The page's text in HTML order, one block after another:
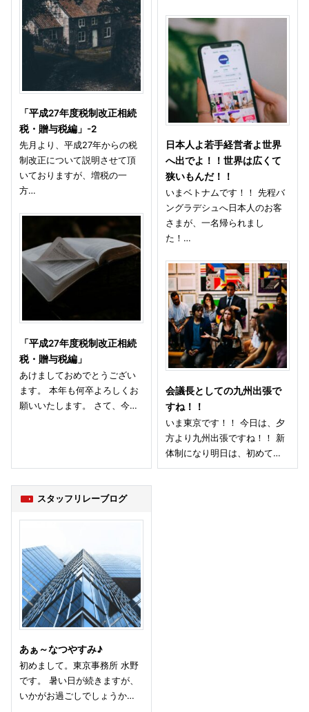
「平成27年度税制改正相続
税・贈与税編」-2
先月より、平成27年からの税
制改正について説明させて頂
いておりますが、増税の一
方…
「平成27年度税制改正相続
税・贈与税編」
あけましておめでとうござい
ます。 本年も何卒よろしくお
願いいたします。 さて、今…
日本人よ若手経営者よ世界
へ出でよ！！世界は広くて
狭いもんだ！！
いまベトナムです！！ 先程バ
ングラデシュへ日本人のお客
さまが、一名帰られまし
た！…
会議長としての九州出張で
すね！！
いま東京です！！ 今日は、夕
方より九州出張ですね！！ 新
体制になり明日は、初めて…
スタッフリレーブログ
あぁ～なつやすみ♪
初めまして。東京事務所 水野
です。 暑い日が続きますが、
いかがお過ごしでしょうか…